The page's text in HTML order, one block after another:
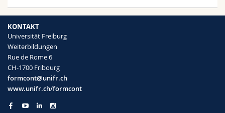
Forschung
Universität
Weiterbildung
Wirtschafts- und Sozialwissenschaftliche Fak.
Philosophische Fak.
Fak. für Erziehungs- und Bildungswissenschaften
Studierende
Medien
Forschende
Personenverzeichnis
Ortsplan
Bibliotheken
KONTAKT
Universität Freiburg
Weiterbildungen
Rue de Rome 6
CH-1700 Fribourg
formcont@unifr.ch
www.unifr.ch/formcont